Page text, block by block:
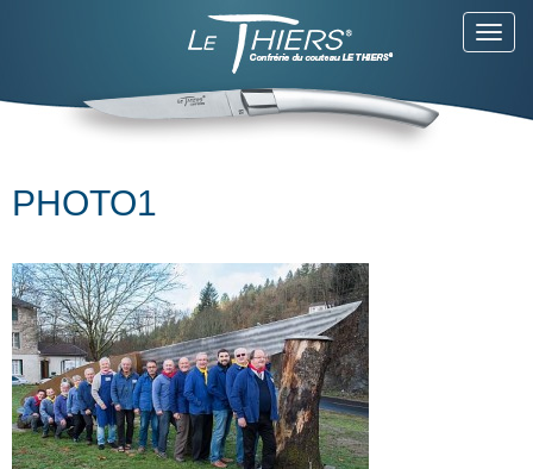
PHOTO1